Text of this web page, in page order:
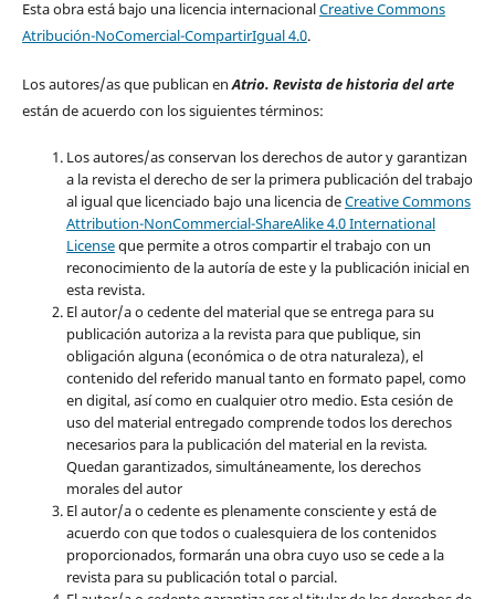
Esta obra está bajo una licencia internacionalCreative Commons
Atribución-NoComercial-CompartirIgual 4.0.
Los autores/as que publican enAtrio. Revista de historia del arte
están de acuerdo con los siguientes términos:
Los autores/as conservan los derechos de autor y garantizan
a la revista el derecho de ser la primera publicación del trabajo
al igual que licenciado bajo una licencia deCreative Commons
Attribution-NonCommercial-ShareAlike 4.0 International
Licenseque permite a otros compartir el trabajo con un
reconocimiento de la autoría de este y la publicación inicial en
esta revista.
El autor/a o cedente del material que se entrega para su
publicación autoriza a la revista para que publique, sin
obligación alguna (económica o de otra naturaleza), el
contenido del referido manual tanto en formato papel, como
en digital, así como en cualquier otro medio. Esta cesión de
uso del material entregado comprende todos los derechos
necesarios para la publicación del material en la revista.
Quedan garantizados, simultáneamente, los derechos
morales del autor
El autor/a o cedente es plenamente consciente y está de
acuerdo con que todos o cualesquiera de los contenidos
proporcionados, formarán una obra cuyo uso se cede a la
revista para su publicación total o parcial.